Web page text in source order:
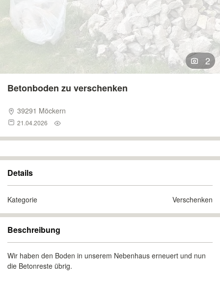
2
Betonboden zu verschenken
39291 Möckern
21.04.2026
Details
Kategorie Verschenken
Beschreibung
Wir haben den Boden in unserem Nebenhaus erneuert und nun
die Betonreste übrig.